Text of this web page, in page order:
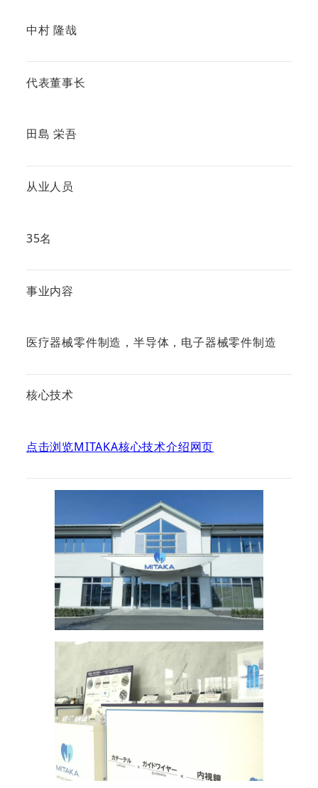
中村 隆哉
代表董事长
田島 栄吾
从业人员
35名
事业内容
医疗器械零件制造，半导体，电子器械零件制造
核心技术
点击浏览MITAKA核心技术介绍网页